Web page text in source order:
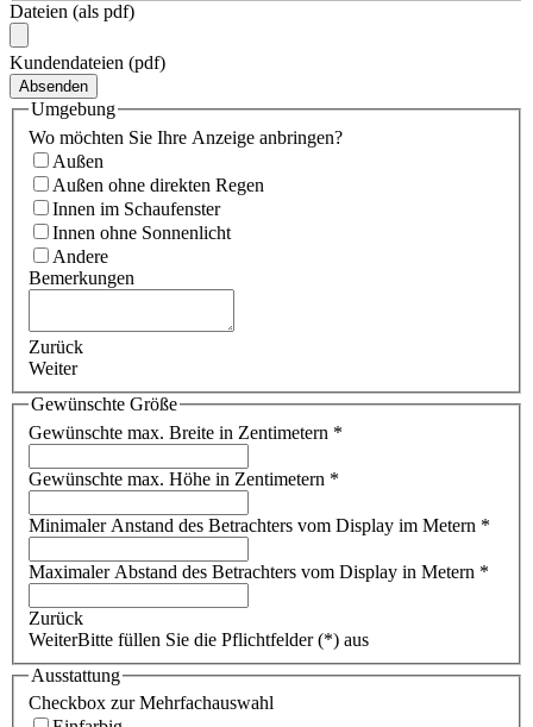
Dateien (als pdf)
Kundendateien (pdf)
Absenden
Umgebung
Wo möchten Sie Ihre Anzeige anbringen?
Außen
Außen ohne direkten Regen
Innen im Schaufenster
Innen ohne Sonnenlicht
Andere
Bemerkungen
Zurück
Weiter
Gewünschte Größe
Gewünschte max. Breite in Zentimetern *
Gewünschte max. Höhe in Zentimetern *
Minimaler Anstand des Betrachters vom Display im Metern *
Maximaler Abstand des Betrachters vom Display in Metern *
Zurück
WeiterBitte füllen Sie die Pflichtfelder (*) aus
Ausstattung
Checkbox zur Mehrfachauswahl